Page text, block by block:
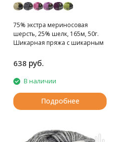
75% экстра мериносовая
шерсть, 25% шелк, 165м, 50г.
Шикарная пряжа с шикарным
шерсть экстра файн с
обработкой супервош в
сочетании с натуральным
шелком!
638 руб.
В наличии
Подробнее